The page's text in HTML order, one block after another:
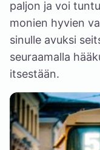
paljon ja voi
monien hyvien
sinulle avuksi
seuraamalla
itsestään.